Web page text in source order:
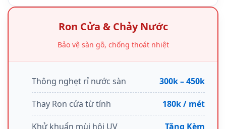
Ron Cửa & Chảy Nước
Bảo vệ sàn gỗ, chống thoát nhiệt
Thông nghẹt rỉ nước sàn 300k – 450k
Thay Ron cửa từ tính 180k / mét
Khử khuẩn mùi hôi UV Tặng Kèm